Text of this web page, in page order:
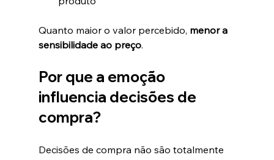
Quanto maior o valor percebido, menor a
sensibilidade ao preço.
Por que a emoção
influencia decisões de
compra?
Decisões de compra não são totalmente